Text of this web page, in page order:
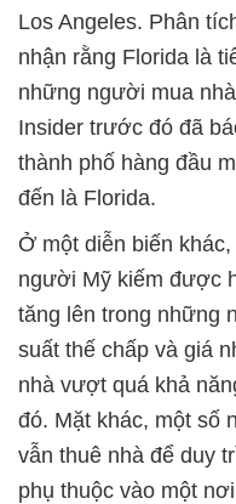
Los Angeles. Phân
nhận rằng Florida là
những người mua
Insider trước đó đã
thành phố hàng đầu
đến là Florida.
Ở một diễn biến
người Mỹ kiếm được
tăng lên trong những
suất thế chấp và giá
nhà vượt quá khả
đó. Mặt khác, một số
vẫn thuê nhà để duy
phụ thuộc vào một